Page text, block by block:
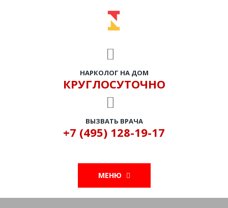
НАРКОЛОГ НА ДОМ
КРУГЛОСУТОЧНО
ВЫЗВАТЬ ВРАЧА
+7 (495) 128-19-17
МЕНЮ